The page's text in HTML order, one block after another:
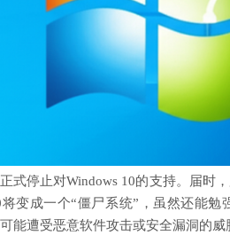
式停止对Windows 10的支持。届时
变成一个“僵尸系统”，虽然还能
能遭受恶意软件攻击或安全漏洞的威